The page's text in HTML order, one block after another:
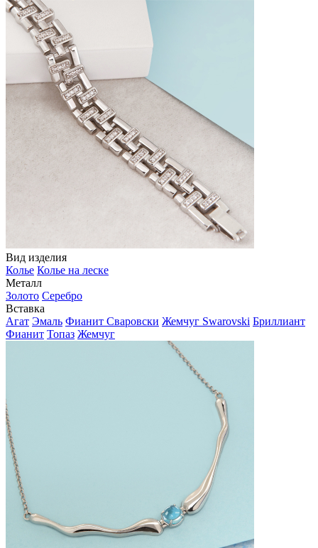
Вид изделия
Колье Колье на леске
Металл
Золото Серебро
Вставка
Агат Эмаль Фианит Сваровски Жемчуг Swarovski Бриллиант
Фианит Топаз Жемчуг